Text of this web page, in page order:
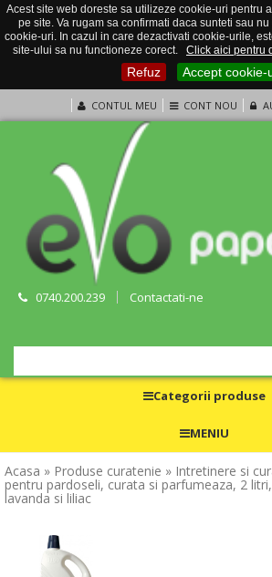
Acest site web doreste sa utilizeze cookie-uri pentru
pe site. Va rugam sa confirmati daca sunteti sau
cookie-uri. In cazul in care dezactivati cookie-urile,
site-ului sa nu functioneze corect.
Click aici pentru
Refuz Accept cookie-
CONTUL MEU CONT NOU
0740.200.239 Contactati-ne
Categorii produse
MENIU
Acasa » Produse curatenie » Intretinere si
pentru pardoseli, curata si parfumeaza, 2
lavanda si liliac